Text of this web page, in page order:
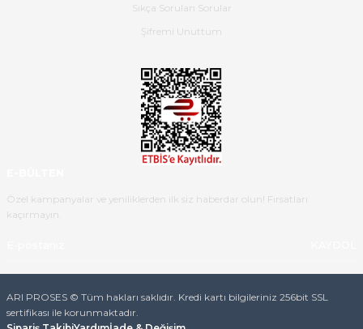
ulaştı.Ürünün paketlenmesi
gayet başarılı hasarsız bir şekilde
teslim aldım. Bu konudaki
hassasiyetleri ve Ürünün kalitesi
Sıkça Sorulan Sorular
Şifremi Unuttum
Özel kampanyalar ve yeniliklerden ilk siz haberdar olun! Fırsatları
kaçırmayın.
ARI PROSES © Tüm hakları saklıdır. Kredi kartı bilgileriniz 256bit SSL
sertifikası ile korunmaktadır.